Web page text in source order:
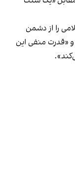
را از دشمن
«قدرت منفی این